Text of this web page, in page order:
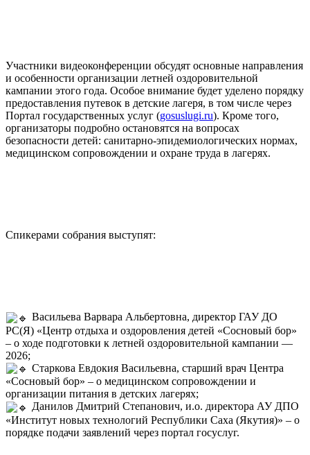
Участники видеоконференции обсудят основные направления
и особенности организации летней оздоровительной
кампании этого года. Особое внимание будет уделено порядку
предоставления путевок в детские лагеря, в том числе через
Портал государственных услуг (gosuslugi.ru). Кроме того,
организаторы подробно остановятся на вопросах
безопасности детей: санитарно-эпидемиологических нормах,
медицинском сопровождении и охране труда в лагерях.
Спикерами собрания выступят:
Васильева Варвара Альбертовна, директор ГАУ ДО
РС(Я) «Центр отдыха и оздоровления детей «Сосновый бор»
– о ходе подготовки к летней оздоровительной кампании —
2026;
Старкова Евдокия Васильевна, старший врач Центра
«Сосновый бор» – о медицинском сопровождении и
организации питания в детских лагерях;
Данилов Дмитрий Степанович, и.о. директора АУ ДПО
«Институт новых технологий Республики Саха (Якутия)» – о
порядке подачи заявлений через портал госуслуг.